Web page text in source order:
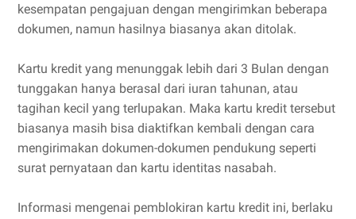
kesempatan pengajuan dengan mengirimkan beberapa
dokumen, namun hasilnya biasanya akan ditolak.
Kartu kredit yang menunggak lebih dari 3 Bulan dengan
tunggakan hanya berasal dari iuran tahunan, atau
tagihan kecil yang terlupakan. Maka kartu kredit tersebut
biasanya masih bisa diaktifkan kembali dengan cara
mengirimakan dokumen-dokumen pendukung seperti
surat pernyataan dan kartu identitas nasabah.
Informasi mengenai pemblokiran kartu kredit ini, berlaku